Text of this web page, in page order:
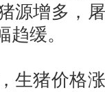
源增多，
缓。
猪价格涨